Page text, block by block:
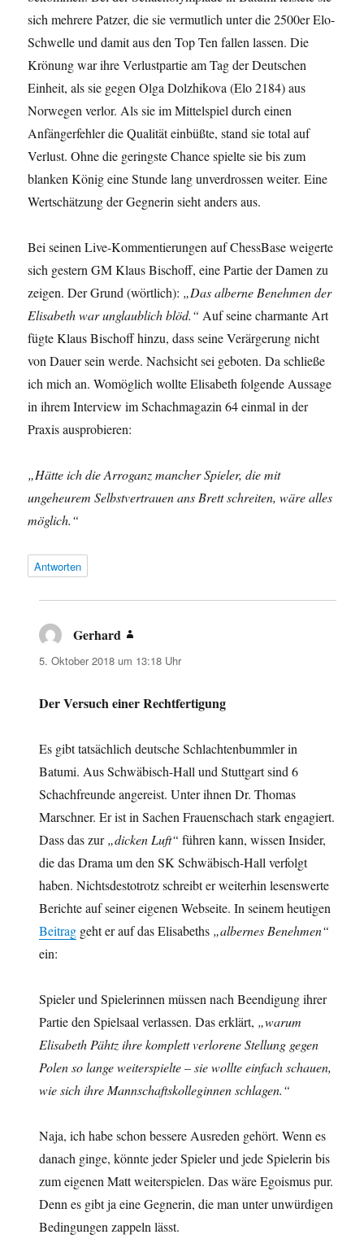
sich mehrere Patzer, die sie vermutlich unter die 2500er Elo-
Schwelle und damit aus den Top Ten fallen lassen. Die
Krönung war ihre Verlustpartie am Tag der Deutschen
Einheit, als sie gegen Olga Dolzhikova (Elo 2184) aus
Norwegen verlor. Als sie im Mittelspiel durch einen
Anfängerfehler die Qualität einbüßte, stand sie total auf
Verlust. Ohne die geringste Chance spielte sie bis zum
blanken König eine Stunde lang unverdrossen weiter. Eine
Wertschätzung der Gegnerin sieht anders aus.
Bei seinen Live-Kommentierungen auf ChessBase weigerte
sich gestern GM Klaus Bischoff, eine Partie der Damen zu
zeigen. Der Grund (wörtlich): „Das alberne Benehmen der
Elisabeth war unglaublich blöd.“ Auf seine charmante Art
fügte Klaus Bischoff hinzu, dass seine Verärgerung nicht
von Dauer sein werde. Nachsicht sei geboten. Da schließe
ich mich an. Womöglich wollte Elisabeth folgende Aussage
in ihrem Interview im Schachmagazin 64 einmal in der
Praxis ausprobieren:
„Hätte ich die Arroganz mancher Spieler, die mit
ungeheurem Selbstvertrauen ans Brett schreiten, wäre alles
möglich.“
Antworten
Gerhard
5. Oktober 2018 um 13:18 Uhr
Der Versuch einer Rechtfertigung
Es gibt tatsächlich deutsche Schlachtenbummler in
Batumi. Aus Schwäbisch-Hall und Stuttgart sind 6
Schachfreunde angereist. Unter ihnen Dr. Thomas
Marschner. Er ist in Sachen Frauenschach stark engagiert.
Dass das zur„dicken Luft“ führen kann, wissen Insider,
die das Drama um den SK Schwäbisch-Hall verfolgt
haben. Nichtsdestotrotz schreibt er weiterhin lesenswerte
Berichte auf seiner eigenen Webseite. In seinem heutigen
Beitrag geht er auf das Elisabeths „albernes Benehmen“
ein:
Spieler und Spielerinnen müssen nach Beendigung ihrer
Partie den Spielsaal verlassen. Das erklärt, „warum
Elisabeth Pähtz ihre komplett verlorene Stellung gegen
Polen so lange weiterspielte – sie wollte einfach schauen,
wie sich ihre Mannschaftskolleginnen schlagen.“
Naja, ich habe schon bessere Ausreden gehört. Wenn es
danach ginge, könnte jeder Spieler und jede Spielerin bis
zum eigenen Matt weiterspielen. Das wäre Egoismus pur.
Denn es gibt ja eine Gegnerin, die man unter unwürdigen
Bedingungen zappeln lässt.